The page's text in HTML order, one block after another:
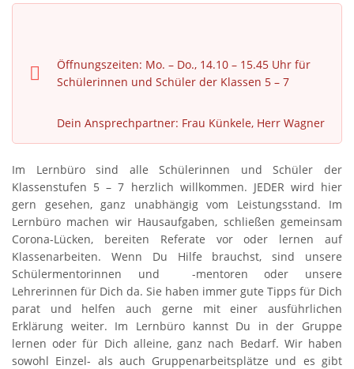
Öffnungszeiten: Mo. – Do., 14.10 – 15.45 Uhr für
Schülerinnen und Schüler der Klassen 5 – 7
Dein Ansprechpartner: Frau Künkele, Herr Wagner
Im Lernbüro sind alle Schülerinnen und Schüler der
Klassenstufen 5 – 7 herzlich willkommen. JEDER wird hier
gern gesehen, ganz unabhängig vom Leistungsstand. Im
Lernbüro machen wir Hausaufgaben, schließen gemeinsam
Corona-Lücken, bereiten Referate vor oder lernen auf
Klassenarbeiten. Wenn Du Hilfe brauchst, sind unsere
Schülermentorinnen und -mentoren oder unsere
Lehrerinnen für Dich da. Sie haben immer gute Tipps für Dich
parat und helfen auch gerne mit einer ausführlichen
Erklärung weiter. Im Lernbüro kannst Du in der Gruppe
lernen oder für Dich alleine, ganz nach Bedarf. Wir haben
sowohl Einzel- als auch Gruppenarbeitsplätze und es gibt